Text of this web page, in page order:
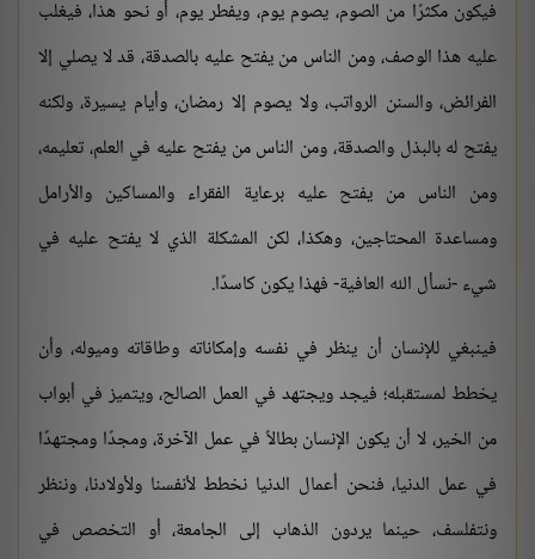
فيكون مكثرًا من الصوم، يصوم يوم، ويفطر يوم، أو نحو هذا، فيغلب
عليه هذا الوصف، ومن الناس من يفتح عليه بالصدقة، قد لا يصلي إلا
الفرائض، والسنن الرواتب، ولا يصوم إلا رمضان، وأيام يسيرة، ولكنه
يفتح له بالبذل والصدقة، ومن الناس من يفتح عليه في العلم، تعليمه،
ومن الناس من يفتح عليه برعاية الفقراء والمساكين والأرامل
ومساعدة المحتاجين، وهكذا، لكن المشكلة الذي لا يفتح عليه في
شيء -نسأل الله العافية- فهذا يكون كاسدًا.
فينبغي للإنسان أن ينظر في نفسه وإمكاناته وطاقاته وميوله، وأن
يخطط لمستقبله؛ فيجد ويجتهد في العمل الصالح، ويتميز في أبواب
من الخير، لا أن يكون الإنسان بطالاً في عمل الآخرة، ومجدًا ومجتهدًا
في عمل الدنيا، فنحن أعمال الدنيا نخطط لأنفسنا ولأولادنا، وننظر
ونتفلسف، حينما يردون الذهاب إلى الجامعة، أو التخصص في